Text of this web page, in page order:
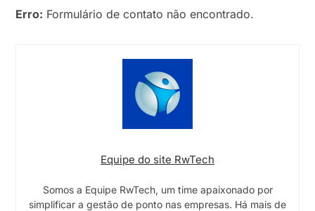
Erro: Formulário de contato não encontrado.
Equipe do site RwTech
Somos a Equipe RwTech, um time apaixonado por
simplificar a gestão de ponto nas empresas. Há mais de